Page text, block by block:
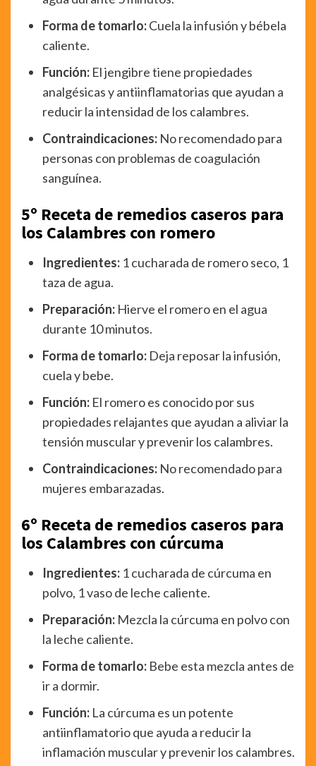
Forma de tomarlo:Cuela la infusión y bébela
caliente.
Función: El jengibre tiene propiedades
analgésicas y antiinflamatorias que ayudan a
reducir la intensidad de los calambres.
Contraindicaciones: No recomendado para
personas con problemas de coagulación
sanguínea.
5º Receta de remedios caseros para
los Calambres con romero
Ingredientes: 1 cucharada de romero seco, 1
taza de agua.
Preparación: Hierve el romero en el agua
durante 10 minutos.
Forma de tomarlo: Deja reposar la infusión,
cuela y bebe.
Función: El romero es conocido por sus
propiedades relajantes que ayudan a aliviar la
tensión muscular y prevenir los calambres.
Contraindicaciones: No recomendado para
mujeres embarazadas.
6º Receta de remedios caseros para
los Calambres con cúrcuma
Ingredientes: 1 cucharada de cúrcuma en
polvo, 1 vaso de leche caliente.
Preparación: Mezcla la cúrcuma en polvo con
la leche caliente.
Forma de tomarlo: Bebe esta mezcla antes de
ir a dormir.
Función: La cúrcuma es un potente
antiinflamatorio que ayuda a reducir la
inflamación muscular y prevenir los calambres.